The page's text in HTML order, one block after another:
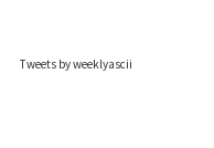
Tweets by weeklyascii